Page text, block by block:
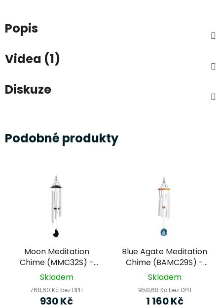
Popis
Videa (1)
Diskuze
Podobné produkty
Moon Meditation
Chime (MMC32S) -
MEINL Sonic Energy -
Skladem
768,60 Kč bez DPH
930 Kč
Blue Agate Meditation
Chime (BAMC29S) -
MEINL Sonic Energy -
Skladem
958,68 Kč bez DPH
1 160 Kč